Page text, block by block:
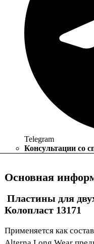
Telegram
Консультации со
Основная
Пластины для
Колопласт 13171
Применяется как